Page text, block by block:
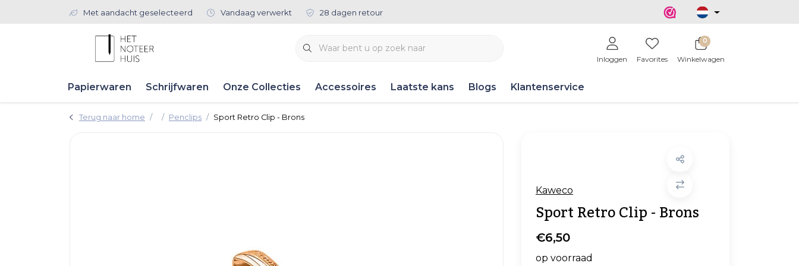
Met aandacht geselecteerd Vandaag verwerkt 28 dagen retour
Inloggen Favorites
0
Winkelwagen
Papierwaren Schrijfwaren Onze Collecties Accessoires Laatste kans Blogs Klantenservice
Terug naar home Penclips Sport Retro Clip - Brons
Kaweco
Sport Retro Clip - Brons
€6,50
op voorraad